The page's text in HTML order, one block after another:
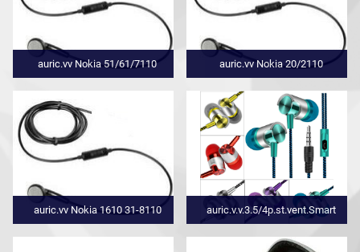
auric.vv Nokia 51/61/7110 auric.vv Nokia 20/2110
auric.vv Nokia 1610 31-8110 auric.v.v.3.5/4p.st.vent.Smart